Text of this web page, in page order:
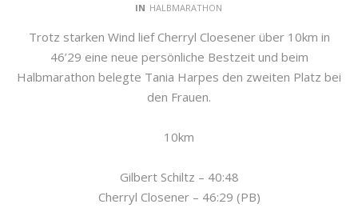
IN HALBMARATHON
Trotz starken Wind lief Cherryl Cloesener über 10km in
46’29 eine neue persönliche Bestzeit und beim
Halbmarathon belegte Tania Harpes den zweiten Platz bei
den Frauen.
10km
Gilbert Schiltz – 40:48
Cherryl Closener – 46:29 (PB)